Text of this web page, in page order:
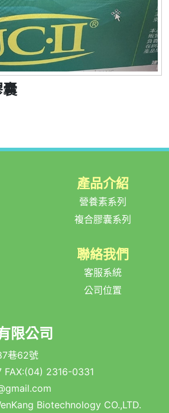
產品介紹
營養素系列
複合膠囊系列
聯絡我們
客服系統
公司位置
限公司
巷62號
FAX:(04) 2316-0331
Biotechnology CO.,LTD.